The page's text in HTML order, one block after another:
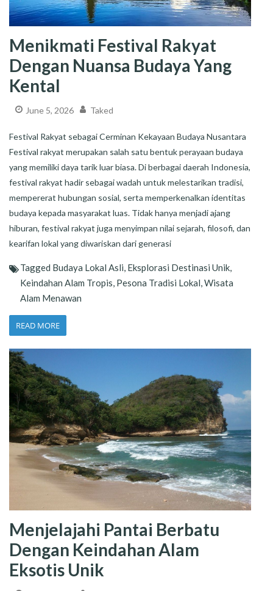
Menikmati Festival Rakyat
Dengan Nuansa Budaya Yang
Kental
June 5, 2026 Taked
Festival Rakyat sebagai Cerminan Kekayaan Budaya Nusantara
Festival rakyat merupakan salah satu bentuk perayaan budaya
yang memiliki daya tarik luar biasa. Di berbagai daerah Indonesia,
festival rakyat hadir sebagai wadah untuk melestarikan tradisi,
mempererat hubungan sosial, serta memperkenalkan identitas
budaya kepada masyarakat luas. Tidak hanya menjadi ajang
hiburan, festival rakyat juga menyimpan nilai sejarah, filosofi, dan
kearifan lokal yang diwariskan dari generasi
Tagged Budaya Lokal Asli, Eksplorasi Destinasi Unik,
Keindahan Alam Tropis, Pesona Tradisi Lokal,Wisata
Alam Menawan
READ MORE
Menjelajahi Pantai Berbatu
Dengan Keindahan Alam
Eksotis Unik